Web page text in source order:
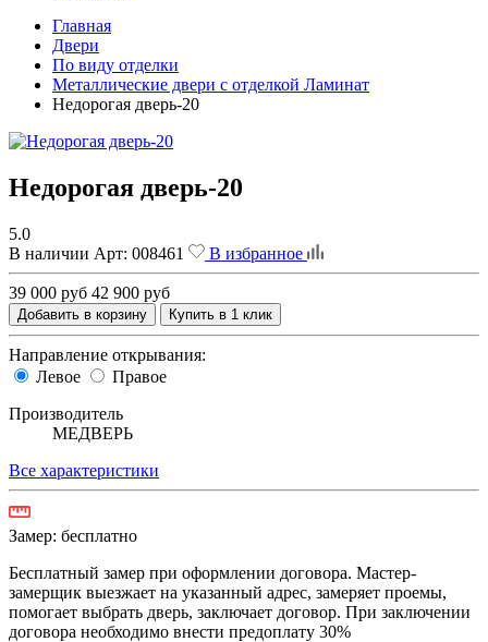
Главная
Двери
По виду отделки
Металлические двери с отделкой Ламинат
Недорогая дверь-20
Недорогая дверь-20
5.0
В наличии Арт: 008461 В избранное
39 000 руб 42 900 руб
Добавить в корзину Купить в 1 клик
Направление открывания:
Левое
Правое
Производитель
МЕДВЕРЬ
Все характеристики
Замер: бесплатно
Бесплатный замер при оформлении договора. Мастер-
замерщик выезжает на указанный адрес, замеряет проемы,
помогает выбрать дверь, заключает договор. При заключении
договора необходимо внести предоплату 30%